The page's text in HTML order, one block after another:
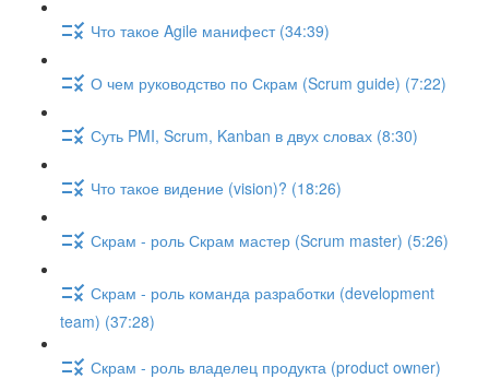
Что такое Agile манифест (34:39)
О чем руководство по Скрам (Scrum guide) (7:22)
Суть PMI, Scrum, Kanban в двух словах (8:30)
Что такое видение (vision)? (18:26)
Скрам - роль Скрам мастер (Scrum master) (5:26)
Скрам - роль команда разработки (development
team) (37:28)
Скрам - роль владелец продукта (product owner)